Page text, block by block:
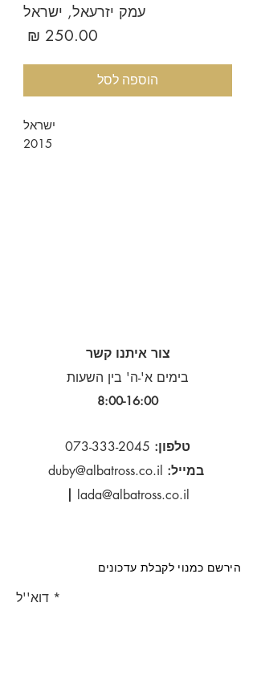
עמק יזרעאל, ישראל
הוספה לסל
ישראל
2015
צור איתנו קשר
בימים א'-ה' בין השעות
8:00-16:00​
טלפון: 073-333-2045
במייל: duby@albatross.co.il
| lada@albatross.co.il
הירשם כמנוי לקבלת עדכונים
דוא''ל